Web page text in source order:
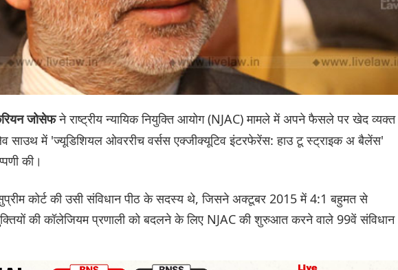
जोसेफने राष्ट्रीय न्यायिक नियुक्ति आयोग (NJAC) मामले में अपने फैसले पर खेद व्यक्त
साउथ में 'ज्यूडिशियल ओवररीच वर्सस एक्जीक्यूटिव इंटरफेरेंस: हाउ टू स्ट्राइक अ बैलेंस'
की।
कोर्ट की उसी संविधान पीठ के सदस्य थे, जिसने अक्टूबर 2015 में 4:1 बहुमत से
की कॉलेजियम प्रणाली को बदलने के लिए NJAC की शुरुआत करने वाले 99वें संविधान